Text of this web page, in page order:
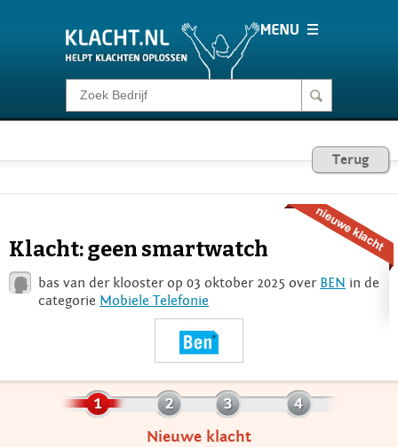
Klacht melden
Consumentenrecht Terug
Klacht: geen smartwatch
bas van der klooster op 03 oktober 2025 over BEN in de
categorie Mobiele Telefonie
Nieuwe klacht